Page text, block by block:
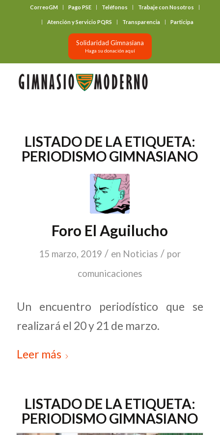
CorreoGM Pago PSE Teléfonos Trabaje con Nosotros
Atención y Servicio PQRS Transparencia Participa
Solidaridad Gimnasiana
Haga su donación aquí
LISTADO DE LA ETIQUETA:
PERIODISMO GIMNASIANO
Foro El Aguilucho
15 marzo, 2019 / en Noticias / por
comunicaciones
Un encuentro periodístico que se
realizará el 20 y 21 de marzo.
Leer más
LISTADO DE LA ETIQUETA:
PERIODISMO GIMNASIANO